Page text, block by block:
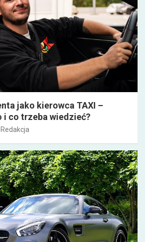
jako kierowca TAXI –
i co trzeba wiedzieć?
Redakcja